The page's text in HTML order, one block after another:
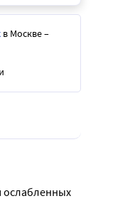
в Москве–
ослабленных